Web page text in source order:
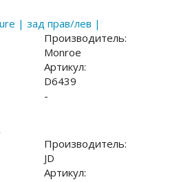
| зад прав/лев |
Производитель:
Monroe
Артикул:
D6439
-
Производитель:
JD
Артикул: